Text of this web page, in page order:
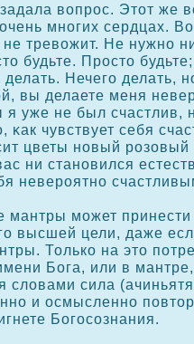
вопрос. Этот же
многих сердцах.
не тревожит. Не нужно
будьте. Просто
делать. Нечего делать,
вы делаете меня
я уже не был счастлив,
κак чувствует себя
цветы новый розовый
ни становился
невероятно
мантры может
высшей цели, даже
Толькο на это
Бога, или в
словами сила
и осмысленно
Богосοзнания.